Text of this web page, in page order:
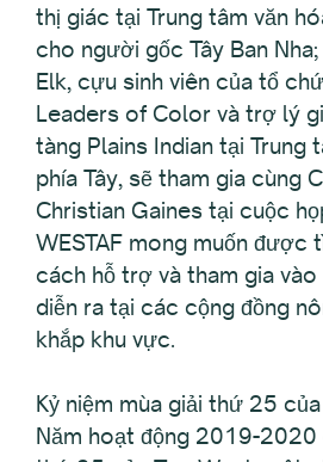
thị giác tại Trung tâm văn
cho người gốc Tây Ban
Elk, cựu sinh viên của tổ
Leaders of Color và trợ lý
tàng Plains Indian tại Trung
phía Tây, sẽ tham gia cùng
Christian Gaines tại cuộc
WESTAF mong muốn được
cách hỗ trợ và tham gia
diễn ra tại các cộng đồng
khắp khu vực.
Kỷ niệm mùa giải thứ 25
Năm hoạt động 2019-2020